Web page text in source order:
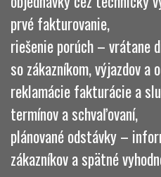
prvé fakturovanie,
riešenie porúch – vrátane
so zákazníkom, výjazdov a
reklamácie fakturácie a
termínov a schvaľovaní,
plánované odstávky –
zákazníkov a spätné